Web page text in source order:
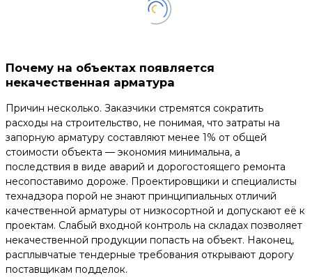
Почему на объектах появляется
некачественная арматура
Причин несколько. Заказчики стремятся сократить
расходы на строительство, не понимая, что затраты на
запорную арматуру составляют менее 1% от общей
стоимости объекта — экономия минимальна, а
последствия в виде аварий и дорогостоящего ремонта
несопоставимо дороже. Проектировщики и специалисты
технадзора порой не знают принципиальных отличий
качественной арматуры от низкосортной и допускают её к
проектам. Слабый входной контроль на складах позволяет
некачественной продукции попасть на объект. Наконец,
расплывчатые тендерные требования открывают дорогу
поставщикам подделок.